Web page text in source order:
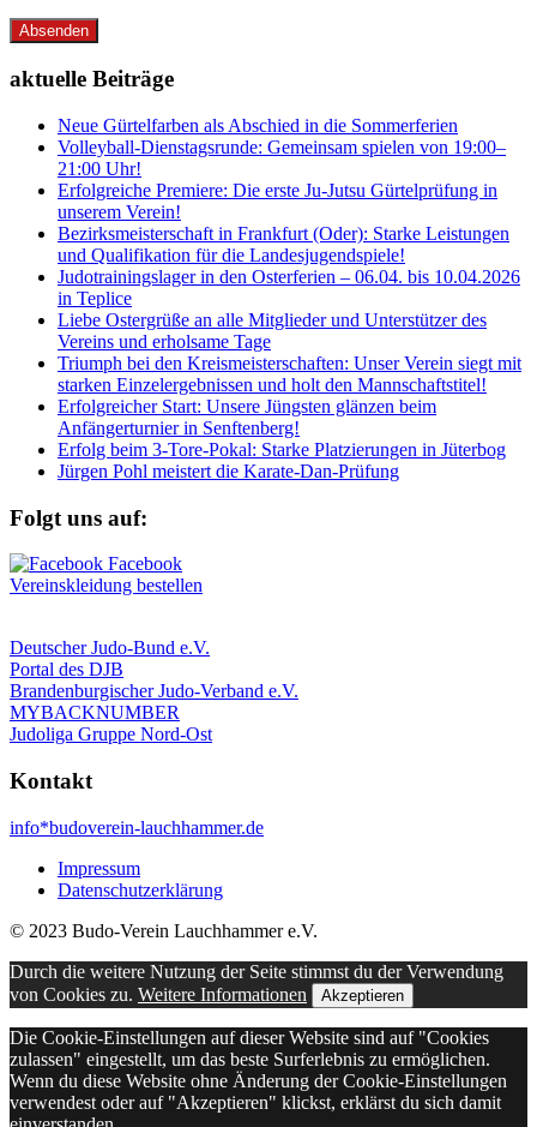
Absenden
aktuelle Beiträge
Neue Gürtelfarben als Abschied in die Sommerferien
Volleyball-Dienstagsrunde: Gemeinsam spielen von 19:00–
21:00 Uhr!
Erfolgreiche Premiere: Die erste Ju-Jutsu Gürtelprüfung in
unserem Verein!
Bezirksmeisterschaft in Frankfurt (Oder): Starke Leistungen
und Qualifikation für die Landesjugendspiele!
Judotrainingslager in den Osterferien – 06.04. bis 10.04.2026
in Teplice
Liebe Ostergrüße an alle Mitglieder und Unterstützer des
Vereins und erholsame Tage
Triumph bei den Kreismeisterschaften: Unser Verein siegt mit
starken Einzelergebnissen und holt den Mannschaftstitel!
Erfolgreicher Start: Unsere Jüngsten glänzen beim
Anfängerturnier in Senftenberg!
Erfolg beim 3-Tore-Pokal: Starke Platzierungen in Jüterbog
Jürgen Pohl meistert die Karate-Dan-Prüfung
Folgt uns auf:
Vereinskleidung bestellen
Deutscher Judo-Bund e.V.
Portal des DJB
Brandenburgischer Judo-Verband e.V.
MYBACKNUMBER
Judoliga Gruppe Nord-Ost
Kontakt
info*budoverein-lauchhammer.de
Impressum
Datenschutzerklärung
© 2023 Budo-Verein Lauchhammer e.V.
Durch die weitere Nutzung der Seite stimmst du der Verwendung
von Cookies zu. Weitere Informationen Akzeptieren
Die Cookie-Einstellungen auf dieser Website sind auf "Cookies
zulassen" eingestellt, um das beste Surferlebnis zu ermöglichen.
Wenn du diese Website ohne Änderung der Cookie-Einstellungen
verwendest oder auf "Akzeptieren" klickst, erklärst du sich damit